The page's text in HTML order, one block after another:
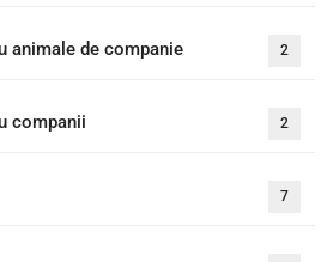
animale de companie 2
companii 2
7